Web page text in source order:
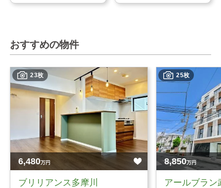
おすすめの物件
23枚
6,480万円
ブリリアンス多摩川
25枚
8,850万円
アールブラン